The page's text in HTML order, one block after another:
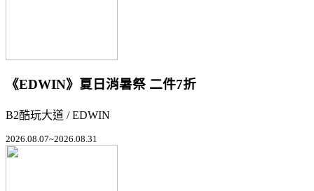
《EDWIN》夏日消暑祭 二件7折
B2酷玩大道 / EDWIN
2026.08.07~2026.08.31